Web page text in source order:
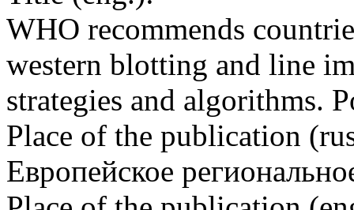
WHO recommends
western blotting and line
strategies and algorithms.
Place of the publication
Европейское